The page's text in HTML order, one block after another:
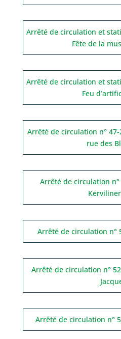
Arrêté de circulation et
Fête de la
Arrêté de circulation et
Feu
Arrêté de circulation n°
rue des
Arrêté de circulation
Arrêté de circulation n°
Arrêté de circulation n°
Arrêté de circulation n°